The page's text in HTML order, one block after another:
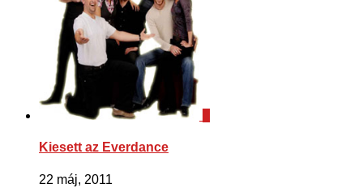
Kiesett az Everdance
22 máj, 2011